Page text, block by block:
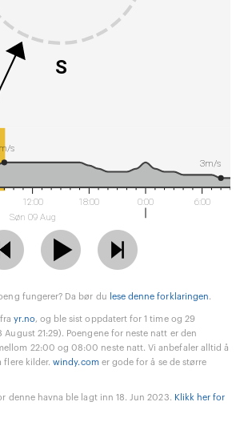
S
12:00
Søn 09 Aug
18:00 0:00 6:00
s
3m/s
fungerer? Da bør du lese denne forklaringen.
frayr.no, og ble sist oppdatert for 1 time og 29
21:29). Poengene for neste natt er den
22:00 og 08:00 neste natt. Vi anbefaler alltid å
flere kilder.windy.comer gode for å se de større
denne havna ble lagt inn 18. Jun 2023. Klikk her for